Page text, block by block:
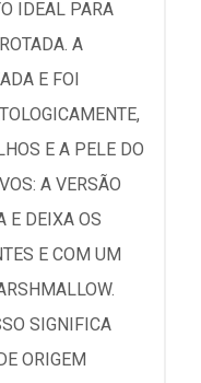
IDEAL PARA
A
E FOI
E A PELE DO
A VERSÃO
E DEIXA OS
E COM UM
SIGNIFICA
ORIGEM